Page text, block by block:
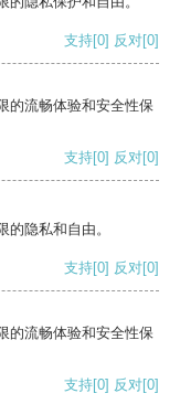
支持[0] 反对[0]
的流畅体验和安全性保
支持[0] 反对[0]
隐私和自由。
支持[0] 反对[0]
的流畅体验和安全性保
支持[0] 反对[0]